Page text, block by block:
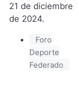
21 de diciembre
de 2024.
Foro
Deporte
Federado